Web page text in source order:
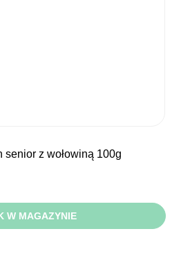
senior z wołowiną 100g
W MAGAZYNIE